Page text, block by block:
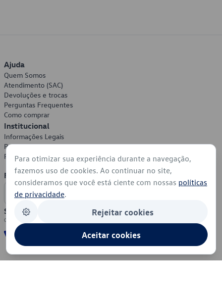
Ajuda
Quem Somos
Atendimento (SAC)
Devoluções e trocas
Perguntas Frequentes
Como comprar
Institucional
Informações Legais
Política de Privacidade
Política de Cookies
Formas de Pagamento
Segurança
Para otimizar sua experiência durante a navegação,
fazemos uso de cookies. Ao continuar no site,
consideramos que você está ciente com nossas políticas
de privacidade.
Rejeitar cookies
Aceitar cookies